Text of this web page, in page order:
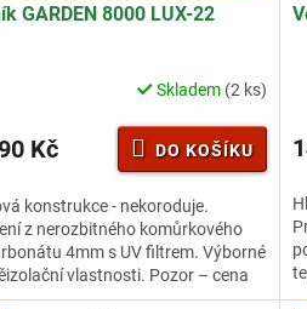
M
A
GARDEN 8000 LUX-22
Skladem (2 ks)
Kč DO KOŠÍKU
konstrukce - nekoroduje.
z nerozbitného komůrkového
4mm s UV filtrem. Výborné
vlastnosti. Pozor – cena
obsahuje...
je
z
5